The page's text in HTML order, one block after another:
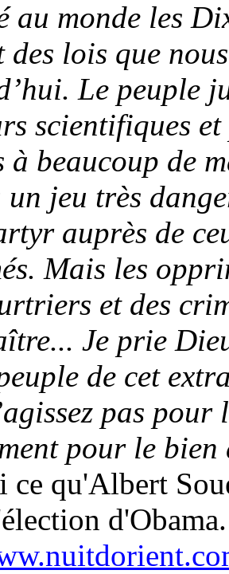
au monde les
lois que
Le peuple
scientifiques
à beaucoup de
un jeu très
auprès de
Mais les
et des
Je prie
de cet
pas
pour le
ce qu'Albert
d'Obama.